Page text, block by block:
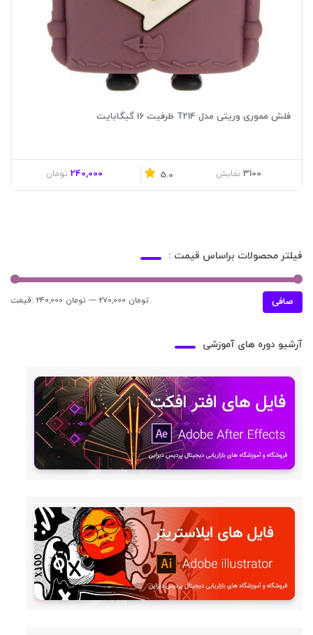
فلش مموری وریتی مدل T214 ظرفیت 16 گیگابایت
3100 نمایش 5.0
240,000 تومان
فیلتر محصولات براساس قیمت :
صافی قيمت: 240,000 تومان — 270,000 تومان
آرشیو دوره های آموزشی